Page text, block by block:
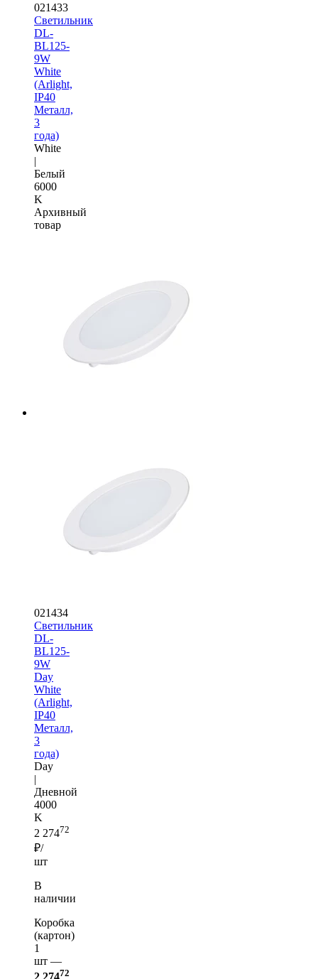
021433
Светильник
DL-
BL125-
9W
White
(Arlight,
IP40
Металл,
3
года)
White
|
Белый
6000
K
Архивный
товар
021434
Светильник
DL-
BL125-
9W
Day
White
(Arlight,
IP40
Металл,
3
года)
Day
|
Дневной
4000
K
2 27472
₽/
шт
В
наличии
Коробка
(картон)
1
шт —
72